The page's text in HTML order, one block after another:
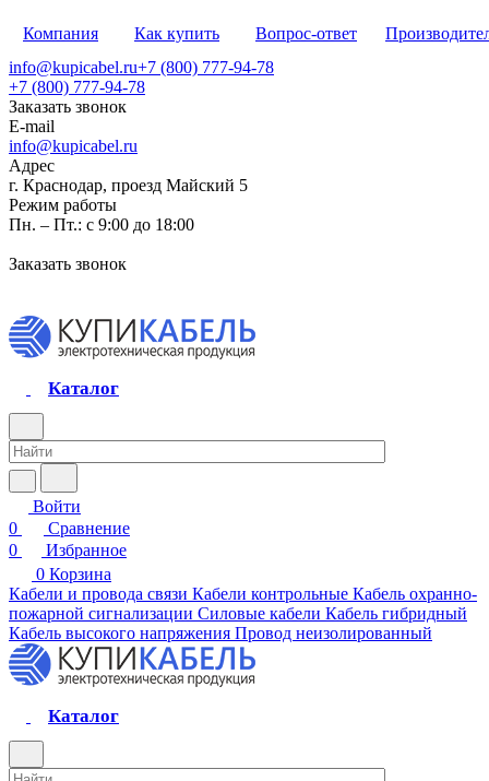
Компания Как купить Вопрос-ответ
info@kupicabel.ru+7 (800) 777-94-78
+7 (800) 777-94-78
Заказать звонок
E-mail
info@kupicabel.ru
Адрес
г. Краснодар, проезд Майский 5
Режим работы
Пн. – Пт.: с 9:00 до 18:00
Заказать звонок
Каталог
Войти
0
Сравнение
0
Избранное
0 Корзина
Кабели и провода связи Кабели контрольные Кабель охранно-
пожарной сигнализации Силовые кабели Кабель гибридный
Кабель высокого напряжения Провод неизолированный
Каталог